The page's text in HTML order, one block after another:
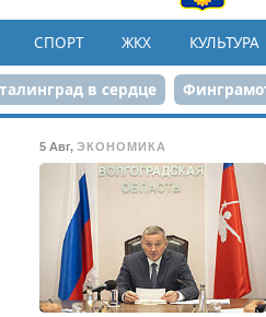
СПОРТ ЖКХ КУЛЬТУРА
в сердце
80-летие Победы
5 Авг,ЭКОНОМИКА